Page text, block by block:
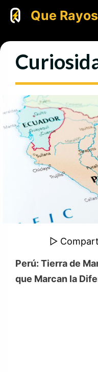
Saltar
Que Rayos
▷
Perú: Tierra de
que Marcan la